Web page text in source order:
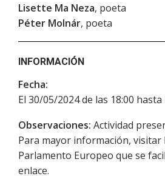
Lisette Ma Neza, poeta
Péter Molnár, poeta
INFORMACIÓN
Fecha:
El 30/05/2024 de las 18:00 hasta
Observaciones: Actividad
Para mayor información, visitar
Parlamento Europeo que se
enlace.